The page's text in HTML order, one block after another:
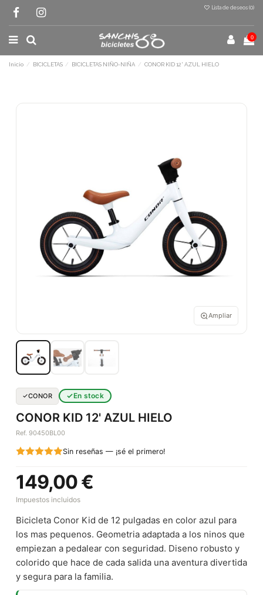
Lista de deseos (0)
0
Inicio BICICLETAS BICICLETAS NIÑO-NIÑA CONOR KID 12' AZUL HIELO
Ampliar
CONOR En stock
CONOR KID 12' AZUL HIELO
Ref. 90450BL00
Sin reseñas — ¡sé el primero!
149,00 €
Impuestos incluidos
Bicicleta Conor Kid de 12 pulgadas en color azul para
los mas pequenos. Geometria adaptada a los ninos que
empiezan a pedalear con seguridad. Diseno robusto y
colorido que hace de cada salida una aventura divertida
y segura para la familia.